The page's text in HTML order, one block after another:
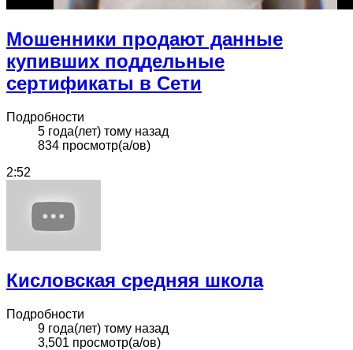
Мошенники продают данные
купивших поддельные
сертификаты в Сети
Подробности
5 года(лет) тому назад
834 просмотр(а/ов)
2:52
Кисловская средняя школа
Подробности
9 года(лет) тому назад
3,501 просмотр(а/ов)